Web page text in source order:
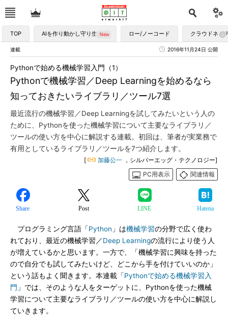
TOP AIを作り動かし守り生かす ロー/ノーコード クラウドネイ
連載 2016年11月24日 公開
Pythonで機械学習／Deep Learningを始めるなら
知っておきたいライブラリ／ツール7選
Pythonで始める機械学習入門（1）
最近流行の機械学習／Deep Learningを試してみたいという人の
ために、Pythonを使った機械学習について主要なライブラリ／
ツールの使い方を中心に解説する連載。初回は、筆者が実業務で
有用としているライブラリ／ツールを7つ紹介します。
[ 加藤公一 ，シルバーエッグ・テクノロジー]
PC用表示
関連情報
Share Post LINE Hatena
プログラミング言語「Python 」は機械学習の分野で広く使わ
れており、最近の機械学習／Deep Learningの流行により使う人
が増えているかと思います。一方で、「機械学習に興味を持った
ので自分でも試してみたいけど、どこから手を付けていいのか」
という話もよく聞きます。本連載「Pythonで始める機械学習入
門 」では、そのような人をターゲットに、Pythonを使った機械
学習について主要なライブラリ／ツールの使い方を中心に解説し
ていきます。